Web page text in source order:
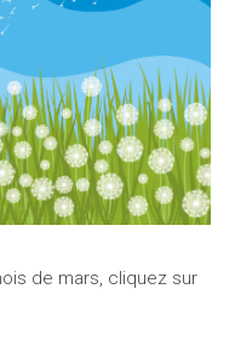
de mars, cliquez sur